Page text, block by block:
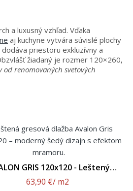
a luxusný vzhľad. Vďaka
aj kuchyne vytvára súvislé plochy
priestoru exkluzívny a
žiadaný je rozmer 120×260,
renomovaných svetových
GRIS 120x120 - Leštený
Povrch
63,90 €/ m2